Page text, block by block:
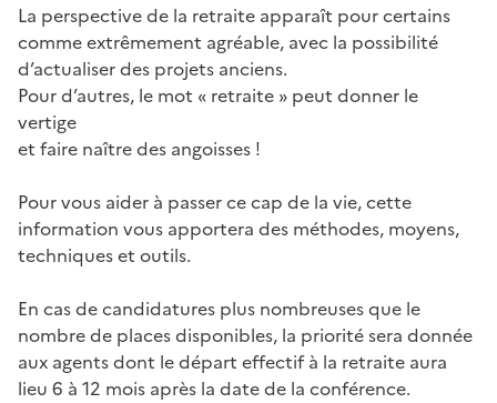
La perspective de la retraite apparaît pour certains
comme extrêmement agréable, avec la possibilité
d’actualiser des projets anciens.
Pour d’autres, le mot « retraite » peut donner le
vertige
et faire naître des angoisses !
Pour vous aider à passer ce cap de la vie, cette
information vous apportera des méthodes, moyens,
techniques et outils.
En cas de candidatures plus nombreuses que le
nombre de places disponibles, la priorité sera donnée
aux agents dont le départ effectif à la retraite aura
lieu 6 à 12 mois après la date de la conférence.